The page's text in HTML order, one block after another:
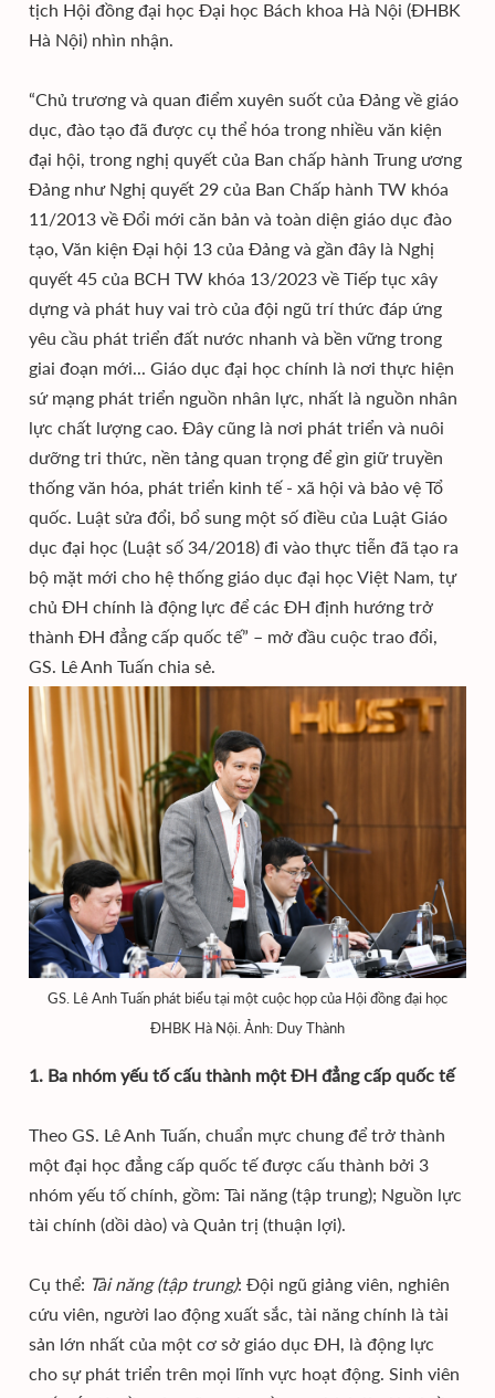
tịch Hội đồng đại học Đại học Bách khoa Hà Nội (ĐHBK
Hà Nội) nhìn nhận.
“Chủ trương và quan điểm xuyên suốt của Đảng về giáo
dục, đào tạo đã được cụ thể hóa trong nhiều văn kiện
đại hội, trong nghị quyết của Ban chấp hành Trung ương
Đảng như Nghị quyết 29 của Ban Chấp hành TW khóa
11/2013 về Đổi mới căn bản và toàn diện giáo dục đào
tạo, Văn kiện Đại hội 13 của Đảng và gần đây là Nghị
quyết 45 của BCH TW khóa 13/2023 về Tiếp tục xây
dựng và phát huy vai trò của đội ngũ trí thức đáp ứng
yêu cầu phát triển đất nước nhanh và bền vững trong
giai đoạn mới... Giáo dục đại học chính là nơi thực hiện
sứ mạng phát triển nguồn nhân lực, nhất là nguồn nhân
lực chất lượng cao. Đây cũng là nơi phát triển và nuôi
dưỡng tri thức, nền tảng quan trọng để gìn giữ truyền
thống văn hóa, phát triển kinh tế - xã hội và bảo vệ Tổ
quốc. Luật sửa đổi, bổ sung một số điều của Luật Giáo
dục đại học (Luật số 34/2018) đi vào thực tiễn đã tạo ra
bộ mặt mới cho hệ thống giáo dục đại học Việt Nam, tự
chủ ĐH chính là động lực để các ĐH định hướng trở
thành ĐH đẳng cấp quốc tế” – mở đầu cuộc trao đổi,
GS. Lê Anh Tuấn chia sẻ.
GS. Lê Anh Tuấn phát biểu tại một cuộc họp của Hội đồng đại học
ĐHBK Hà Nội. Ảnh: Duy Thành
1. Ba nhóm yếu tố cấu thành một ĐH đẳng cấp quốc tế
Theo GS. Lê Anh Tuấn, chuẩn mực chung để trở thành
một đại học đẳng cấp quốc tế được cấu thành bởi 3
nhóm yếu tố chính, gồm: Tài năng (tập trung); Nguồn lực
tài chính (dồi dào) và Quản trị (thuận lợi).
Cụ thể: Tài năng (tập trung): Đội ngũ giảng viên, nghiên
cứu viên, người lao động xuất sắc, tài năng chính là tài
sản lớn nhất của một cơ sở giáo dục ĐH, là động lực
cho sự phát triển trên mọi lĩnh vực hoạt động. Sinh viên